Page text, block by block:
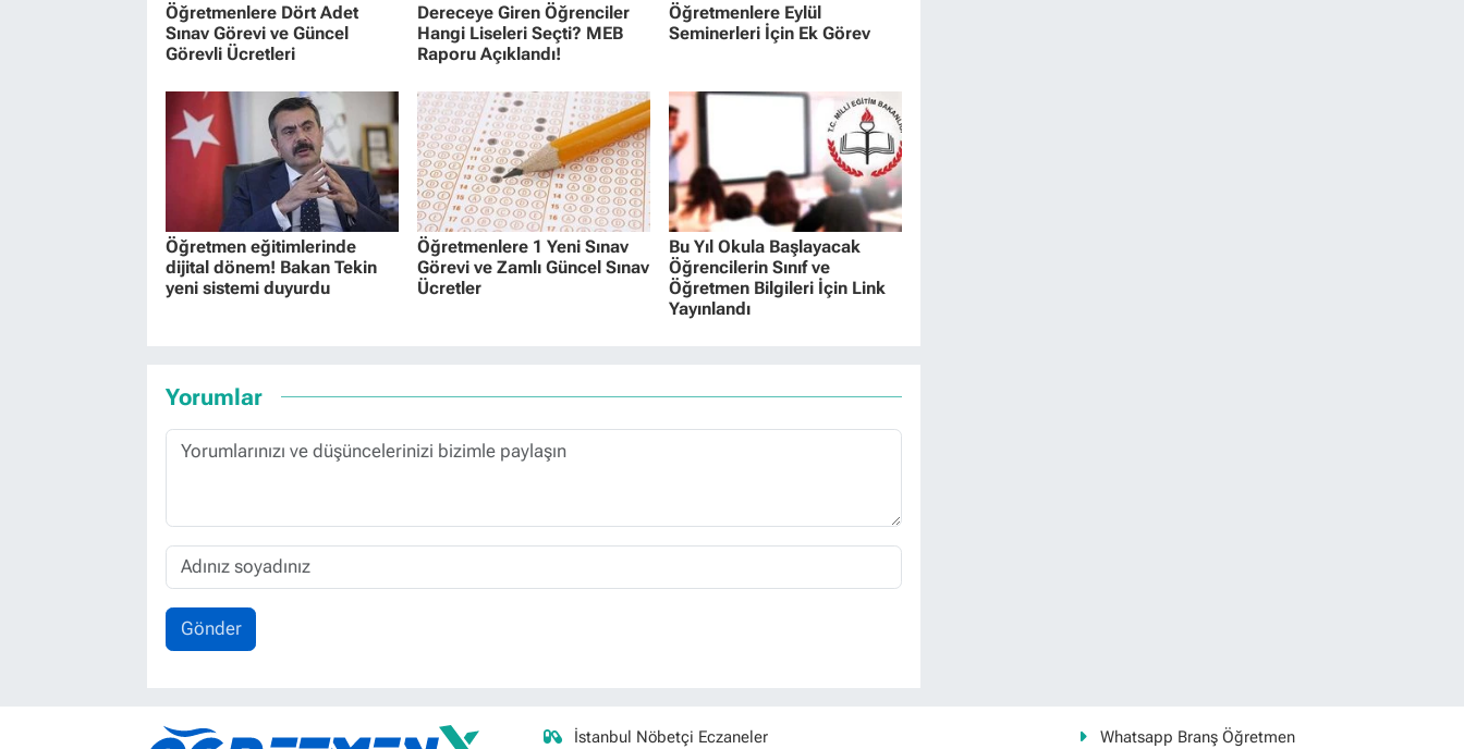
Öğretmenlere Dört Adet
Sınav Görevi ve Güncel
Görevli Ücretleri
Dereceye Giren Öğrenciler
Hangi Liseleri Seçti? MEB
Raporu Açıklandı!
Öğretmenlere Eylül
Seminerleri İçin Ek Görev
Öğretmen eğitimlerinde
dijital dönem! Bakan Tekin
yeni sistemi duyurdu
Öğretmenlere 1 Yeni Sınav
Görevi ve Zamlı Güncel Sınav
Ücretler
Bu Yıl Okula Başlayacak
Öğrencilerin Sınıf ve
Öğretmen Bilgileri İçin Link
Yayınlandı
Yorumlar
Gönder
İstanbul Nöbetçi Eczaneler
Whatsapp Branş Öğretmen